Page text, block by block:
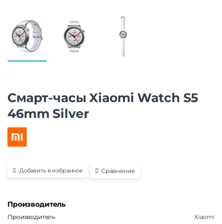
Смарт-часы Xiaomi Watch S5
46mm Silver
Добавить в избранное Сравнение
Производитель
Производитель Xiaomi